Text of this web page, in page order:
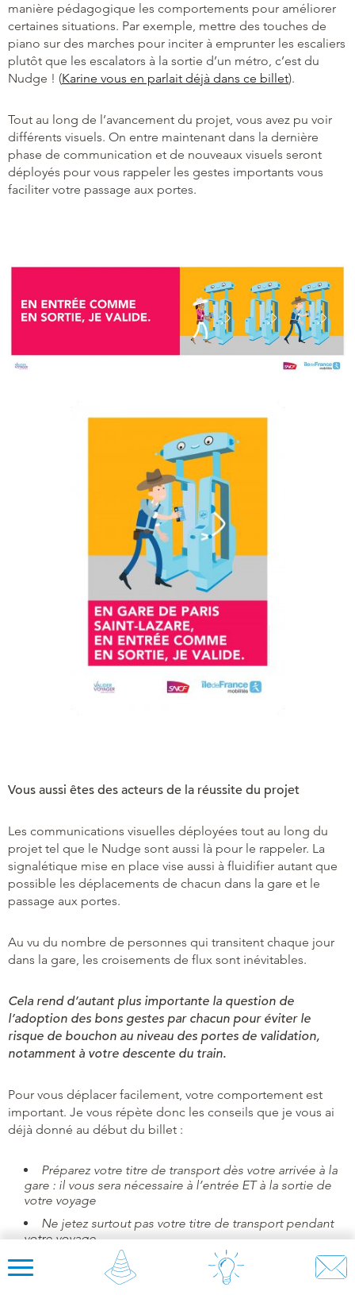
manière pédagogique les comportements pour améliorer
certaines situations. Par exemple, mettre des touches de
piano sur des marches pour inciter à emprunter les escaliers
plutôt que les escalators à la sortie d’un métro, c’est du
Nudge ! (Karine vous en parlait déjà dans ce billet).
Tout au long de l’avancement du projet, vous avez pu voir
différents visuels. On entre maintenant dans la dernière
phase de communication et de nouveaux visuels seront
déployés pour vous rappeler les gestes importants vous
faciliter votre passage aux portes.
Vous aussi êtes des acteurs de la réussite du projet
Les communications visuelles déployées tout au long du
projet tel que le Nudge sont aussi là pour le rappeler. La
signalétique mise en place vise aussi à fluidifier autant que
possible les déplacements de chacun dans la gare et le
passage aux portes.
Au vu du nombre de personnes qui transitent chaque jour
dans la gare, les croisements de flux sont inévitables.
Cela rend d’autant plus importante la question de
l’adoption des bons gestes par chacun pour éviter le
risque de bouchon au niveau des portes de validation,
notamment à votre descente du train.
Pour vous déplacer facilement, votre comportement est
important. Je vous répète donc les conseils que je vous ai
déjà donné au début du billet :
Préparez votre titre de transport dès votre arrivée à la
gare : il vous sera nécessaire à l’entrée ET à la sortie de
votre voyage
Ne jetez surtout pas votre titre de transport pendant
votre voyage
Soyez toujours attentifs à la signalétique en gare pour
vous déplacer plus facilement en suivant les flux